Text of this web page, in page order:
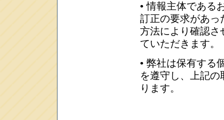
• 情報主体である
訂正の要求があっ
方法により確認さ
ていただきます。
• 弊社は保有する
を遵守し、上記
ります。